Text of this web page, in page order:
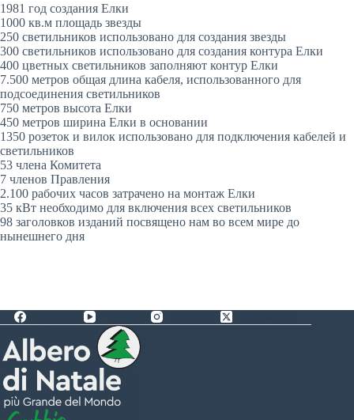
1981 год создания Елки
1000 кв.м площадь звезды
250 светильников использовано для создания звезды
300 светильников использовано для создания контура Елки
400 цветных светильников заполняют контур Елки
7.500 метров общая длина кабеля, использованного для
подсоединения светильников
750 метров высота Елки
450 метров ширина Елки в основании
1350 розеток и вилок использовано для подключения кабелей и
светильников
53 члена Комитета
7 членов Правления
2.100 рабочих часов затрачено на монтаж Елки
35 кВт необходимо для включения всех светильников
98 заголовков изданий посвящено нам во всем мире до
нынешнего дня
Facebook